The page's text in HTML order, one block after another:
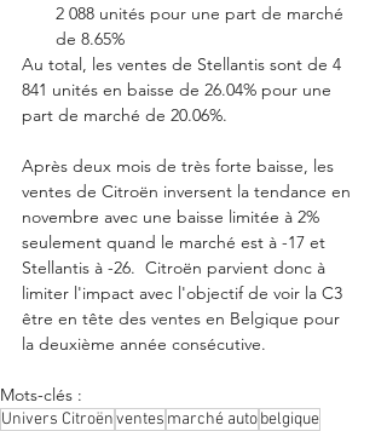
2 088 unités pour une part de marché
de 8.65%
Au total, les ventes de Stellantis sont de 4
841 unités en baisse de 26.04% pour une
part de marché de 20.06%.
Après deux mois de très forte baisse, les
ventes de Citroën inversent la tendance en
novembre avec une baisse limitée à 2%
seulement quand le marché est à -17 et
Stellantis à -26.  Citroën parvient donc à
limiter l'impact avec l'objectif de voir la C3
être en tête des ventes en Belgique pour
la deuxième année consécutive.
Mots-clés :
Univers Citroënventes marché autobelgique